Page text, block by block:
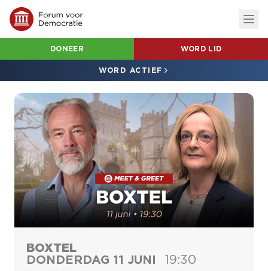
DONEER WORD LID
WORD ACTIEF
BOXTEL
DONDERDAG 11 JUNI
19:30